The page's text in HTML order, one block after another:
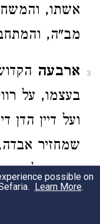
אשתו,
מב"ה,
3 ארבעה
בעצמו, על
ועל דיין הדן
שמחזיר
שיצא עליה
possible on
Learn More.